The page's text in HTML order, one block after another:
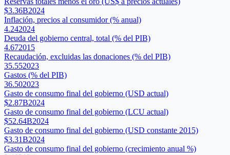
$3.36B2024
Inflación, precios al consumidor (% anual)
4.242024
Deuda del gobierno central, total (% del PIB)
4.672015
Recaudación, excluidas las donaciones (% del PIB)
35.552023
Gastos (% del PIB)
36.502023
Gasto de consumo final del gobierno (USD actual)
$2.87B2024
Gasto de consumo final del gobierno (LCU actual)
$52.64B2024
Gasto de consumo final del gobierno (USD constante 2015)
$3.31B2024
Gasto de consumo final del gobierno (crecimiento anual %)